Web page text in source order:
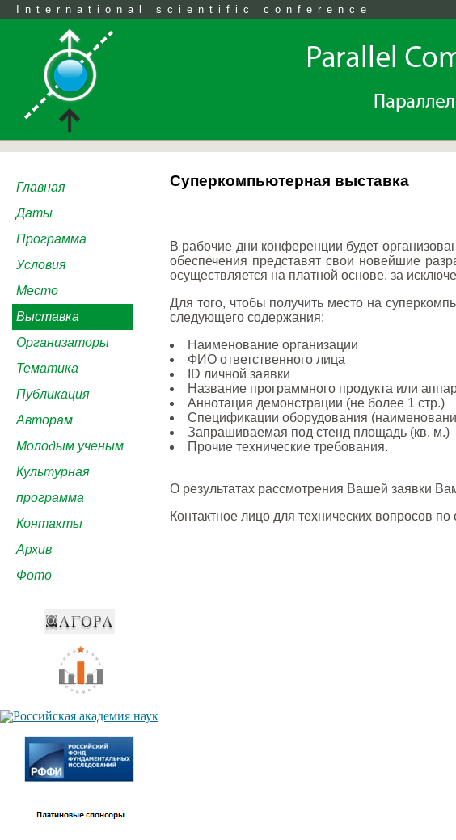
International scientific conference
Главная
Даты
Программа
Условия
Место
Выставка
Организаторы
Тематика
Публикация
Авторам
Молодым ученым
Культурная
программа
Контакты
Архив
Фото
Суперкомпьютерная выставка
В рабочие дни конференции будет
обеспечения представят свои новейшие
осуществляется на платной основе, за
Для того, чтобы получить место на
следующего содержания:
Наименование организации
ФИО ответственного лица
ID личной заявки
Название программного продукта или
Аннотация демонстрации (не более 1 стр.)
Спецификации оборудования
Запрашиваемая под стенд площадь (кв. м.)
Прочие технические требования.
О результатах рассмотрения Вашей заявки
Контактное лицо для технических вопросов